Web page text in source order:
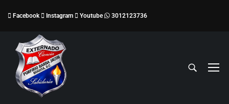
Facebook Instagram Youtube 3012123736